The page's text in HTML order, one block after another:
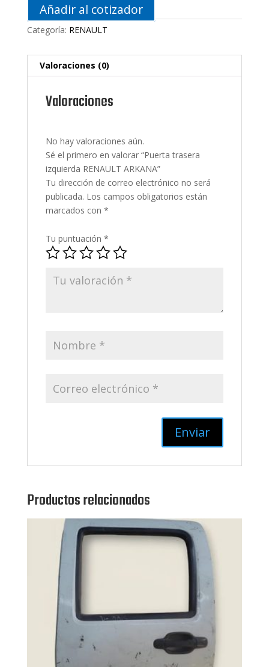
Añadir al cotizador
Categoría: RENAULT
Valoraciones (0)
Valoraciones
No hay valoraciones aún.
Sé el primero en valorar “Puerta trasera
izquierda RENAULT ARKANA”
Tu dirección de correo electrónico no será
publicada. Los campos obligatorios están
marcados con *
Tu puntuación *
Productos relacionados